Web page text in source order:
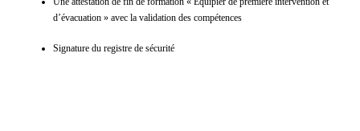
d’évacuation » avec la validation des compétences
Signature du registre de sécurité